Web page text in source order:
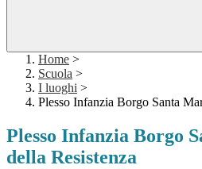
Home >
Scuola >
I luoghi >
Plesso Infanzia Borgo Santa
Plesso Infanzia Borgo
della Resistenza